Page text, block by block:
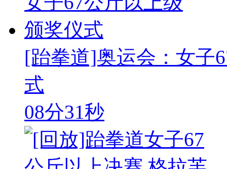
[跆拳道]奥运会：女子
式
08分31秒